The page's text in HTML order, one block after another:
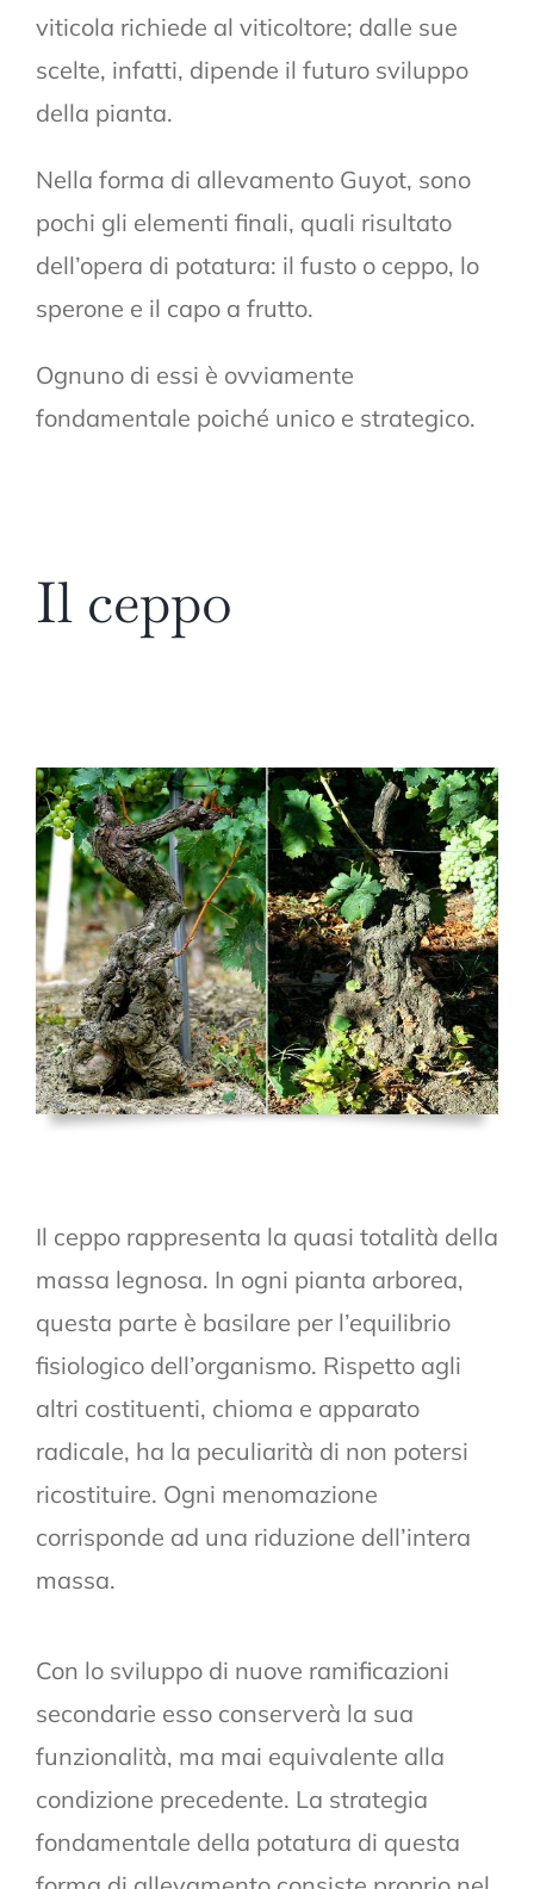
viticola richiede al viticoltore; dalle sue
scelte, infatti, dipende il futuro sviluppo
della pianta.
Nella forma di allevamento Guyot, sono
pochi gli elementi finali, quali risultato
dell’opera di potatura: il fusto o ceppo, lo
sperone e il capo a frutto.
Ognuno di essi è ovviamente
fondamentale poiché unico e strategico.
Il ceppo
Il ceppo rappresenta la quasi totalità della
massa legnosa. In ogni pianta arborea,
questa parte è basilare per l’equilibrio
fisiologico dell’organismo. Rispetto agli
altri costituenti, chioma e apparato
radicale, ha la peculiarità di non potersi
ricostituire. Ogni menomazione
corrisponde ad una riduzione dell’intera
massa.
Con lo sviluppo di nuove ramificazioni
secondarie esso conserverà la sua
funzionalità, ma mai equivalente alla
condizione precedente. La strategia
fondamentale della potatura di questa